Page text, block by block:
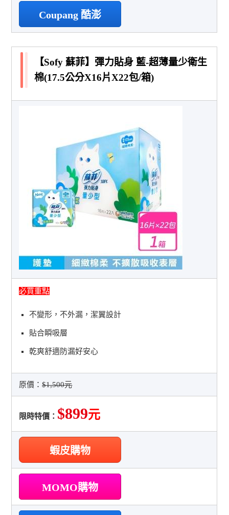
Coupang 酷澎
【Sofy 蘇菲】彈力貼身 藍-超薄量少衛生
棉(17.5公分X16片X22包/箱)
必買重點
不變形，不外漏，潔翼設計
貼合瞬吸層
乾爽舒適防漏好安心
原價：$1,500元
限時特價： $899元
蝦皮購物
MOMO購物